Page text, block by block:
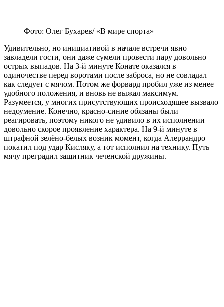
Фото: Олег Бухарев/ «В мире спорта»
Удивительно, но инициативой в начале встречи явно
завладели гости, они даже сумели провести пару довольно
острых выпадов. На 3-й минуте Конате оказался в
одиночестве перед воротами после заброса, но не совладал
как следует с мячом. Потом же форвард пробил уже из менее
удобного положения, и вновь не выжал максимум.
Разумеется, у многих присутствующих происходящее вызвало
недоумение. Конечно, красно-синие обязаны были
реагировать, поэтому никого не удивило в их исполнении
довольно скорое проявление характера. На 9-й минуте в
штрафной зелёно-белых возник момент, когда Алеррандро
покатил под удар Кисляку, а тот исполнил на технику. Путь
мячу преградил защитник чеченской дружины.